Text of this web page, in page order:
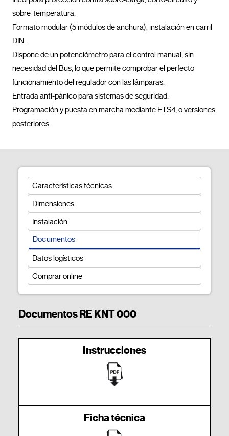
sobre-temperatura.
Formato modular (5 módulos de anchura), instalación en carril
DIN.
Dispone de un potenciómetro para el control manual, sin
necesidad del Bus, lo que permite comprobar el perfecto
funcionamiento del regulador con las lámparas.
Entrada anti-pánico para sistemas de seguridad.
Programación y puesta en marcha mediante ETS4, o versiones
Características técnicas
Dimensiones
Instalación
Documentos
Datos logísticos
Comprar online
Documentos RE KNT 000
Instrucciones
Ficha técnica